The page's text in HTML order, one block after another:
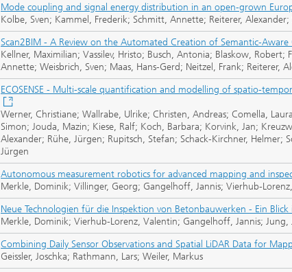
Mode coupling and signal energy distribution in an open-grown
Kolbe, Sven; Kammel, Frederik; Schmitt, Annette; Reiterer, Alexander;
Scan2BIM - A Review on the Automated Creation of Semantic-Aware
Kellner, Maximilian; Vassilev, Hristo; Busch, Antonia; Blaskow,
Annette; Weisbrich, Sven; Maas, Hans-Gerd; Neitzel, Frank; Reiterer,
ECOSENSE - Multi-scale quantification and modelling of spatio-
Werner, Christiane; Wallrabe, Ulrike; Christen, Andreas; Comella,
Simon; Jouda, Mazin; Kiese, Ralf; Koch, Barbara; Korvink, Jan;
Alexander; Rühe, Jürgen; Rupitsch, Stefan; Schack-Kirchner,
Jürgen
Autonomous measurement robotics for advanced mapping and
Merkle, Dominik; Villinger, Georg; Gangelhoff, Jannis; Vierhub-
Neue Technologien für die Inspektion von Betonbauwerken - Ein
Merkle, Dominik; Vierhub-Lorenz, Valentin; Gangelhoff, Jannis; Jung,
Combining Daily Sensor Observations and Spatial LiDAR Data for
Geissler, Joschka; Rathmann, Lars; Weiler, Markus